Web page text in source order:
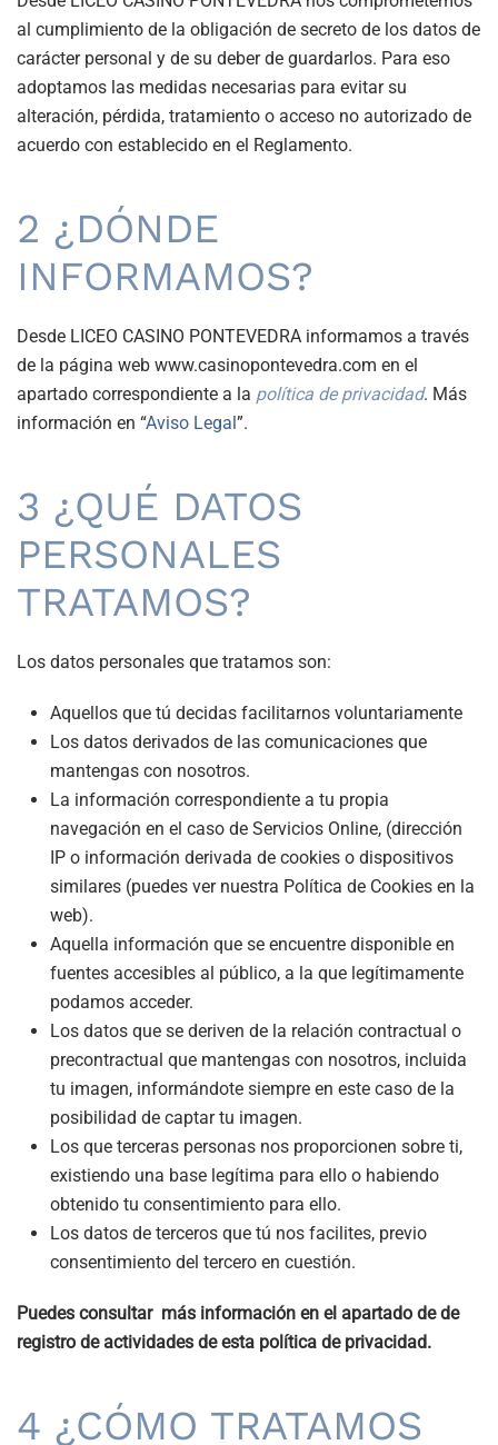
al cumplimiento de la obligación de secreto de los datos de
carácter personal y de su deber de guardarlos. Para eso
adoptamos las medidas necesarias para evitar su
alteración, pérdida, tratamiento o acceso no autorizado de
acuerdo con establecido en el Reglamento.
2 ¿DÓNDE
INFORMAMOS?
Desde LICEO CASINO PONTEVEDRA informamos a través
de la página web www.casinopontevedra.com en el
apartado correspondiente a la política de privacidad. Más
información en “Aviso Legal ”.
3 ¿QUÉ DATOS
PERSONALES
TRATAMOS?
Los datos personales que tratamos son:
Aquellos que tú decidas facilitarnos voluntariamente
Los datos derivados de las comunicaciones que
mantengas con nosotros.
La información correspondiente a tu propia
navegación en el caso de Servicios Online, (dirección
IP o información derivada de cookies o dispositivos
similares (puedes ver nuestra Política de Cookies en la
web).
Aquella información que se encuentre disponible en
fuentes accesibles al público, a la que legítimamente
podamos acceder.
Los datos que se deriven de la relación contractual o
precontractual que mantengas con nosotros, incluida
tu imagen, informándote siempre en este caso de la
posibilidad de captar tu imagen.
Los que terceras personas nos proporcionen sobre ti,
existiendo una base legítima para ello o habiendo
obtenido tu consentimiento para ello.
Los datos de terceros que tú nos facilites, previo
consentimiento del tercero en cuestión.
Puedes consultar más información en el apartado de de
registro de actividades de esta política de privacidad.
4 ¿CÓMO TRATAMOS